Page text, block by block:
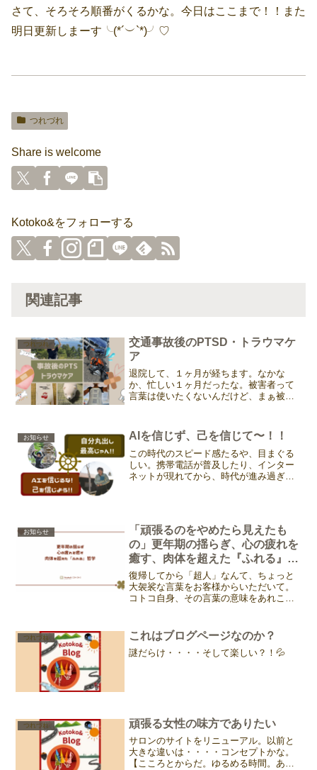
さて、そろそろ順番がくるかな。今日はここまで！！また
明日更新しまーす╰(*´︶`*)╯♡
つれづれ
Share is welcome
Kotoko&をフォローする
関連記事
つれづれ
交通事故後のPTSD・トラウマケ
ア
退院して、１ヶ月が経ちます。なかな
か、忙しい１ヶ月だったな。被害者って
言葉は使いたくないんだけど、まぁ被害
とか、保険のこと、そのための弁護士と
の連絡、そして先日も書いた...
お知らせ AIを信じず、己を信じて〜！！
この時代のスピード感たるや、目まぐる
しい。携帯電話が普及したり、インター
ネットが現れてから、時代が進み過ぎ
お知らせ
「頑張るのをやめたら見えたも
の」更年期の揺らぎ、心の疲れを
癒す、肉体を超えた『ふれる』哲
学
復帰してから「超人」なんて、ちょっと
大袈裟な言葉をお客様からいただいて。
コトコ自身、その言葉の意味をあれこれ
れさせてもらって、ハッとしたのだ。そ
れはね、今まで以上に「繊...
つれづれ これはブログページなのか？
謎だらけ・・・・そして楽しい？！💦
つれづれ 頑張る女性の味方でありたい
サロンのサイトをリニューアル。以前と
大きな違いは・・・・コンセプトかな。
【こころとからだ。ゆるめる時間。ある